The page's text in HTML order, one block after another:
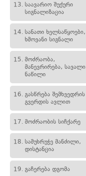
13. საავარიო შუქური
სიგნალიზაცია
14. სანათი ხელსაწყოები,
ხმოვანი სიგნალი
15. მოძრაობა,
მანევრირება, სავალი
ნაწილი
16. გასწრება შემხვედრის
გვერდის ავლით
17. მოძრაობის სიჩქარე
18. სამუხრუჭე მანძილი,
დისტანცია
19. გაჩერება დგომა